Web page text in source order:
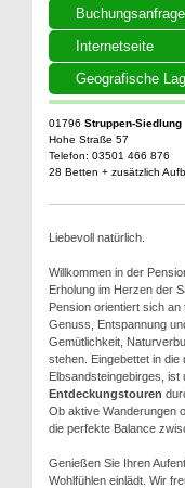
Buchungsanfrage
Internetseite
Geografische
01796 Struppen-Siedlung
Hohe Straße 57
Telefon: 03501 466 876
28 Betten + zusätzlich
Liebevoll natürlich.
Willkommen in der
Erholung im Herzen der
Pension orientiert sich an
Genuss, Entspannung
Gemütlichkeit,
stehen. Eingebettet in
Elbsandsteingebirges,
Entdeckungstouren
Ob aktive Wanderungen
die perfekte Balance
Genießen Sie Ihren
Wohlfühlen einlädt. Wir